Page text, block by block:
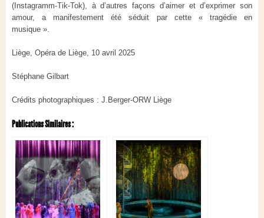
(Instagramm-Tik-Tok), à d’autres façons d’aimer et d’exprimer son
amour, a manifestement été séduit par cette « tragédie en
musique ».
Liège, Opéra de Liège, 10 avril 2025
Stéphane Gilbart
Crédits photographiques : J.Berger-ORW Liège
Publications Similaires :